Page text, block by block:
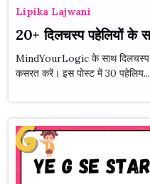
Lipika Lajwani
20+ दिलचस्प पहेलियों के
MindYourLogic के साथ दिलचस्प
कसरत करें। इस पोस्ट में 30 पहेलिय...